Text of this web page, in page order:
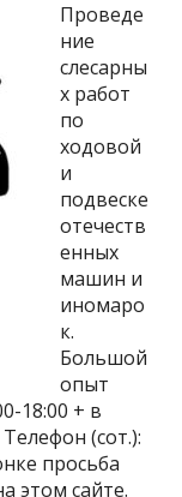
Проведе
ние
слесарны
х работ
по
ходовой
и
подвеске
отечеств
енных
машин и
иномаро
к.
Большой
опыт
18:00 + в
(сот.):
просьба
этом сайте.